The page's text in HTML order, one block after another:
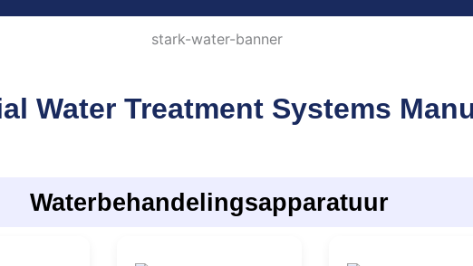
Water Treatment Systems
Waterbehandelingsapparatuur